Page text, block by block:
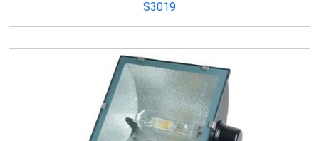
S3019